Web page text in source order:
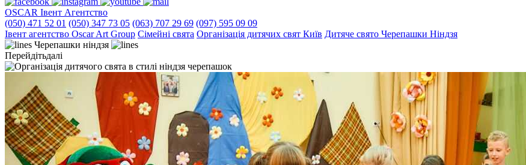
OSCAR Івент Агентство
(050) 471 52 01 (050) 347 73 05 (063) 707 29 69 (097) 595 09 09
Iвент агентство Оscar Art Group Сімейні свята Організація дитячих свят Київ Дитяче свято Черепашки Ніндзя
Черепашки ніндзя
Перейдітьдалі